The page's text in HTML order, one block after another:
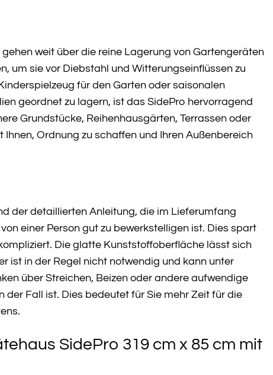
weit über die reine Lagerung von Gartengeräten
um sie vor Diebstahl und Witterungseinflüssen zu
für den Garten oder saisonalen
geordnet zu lagern, ist das SidePro hervorragend
Grundstücke, Reihenhausgärten, Terrassen oder
Ordnung zu schaffen und Ihren Außenbereich
der detaillierten Anleitung, die im Lieferumfang
einer Person gut zu bewerkstelligen ist. Dies spart
Die glatte Kunststoffoberfläche lässt sich
ist in der Regel nicht notwendig und kann unter
über Streichen, Beizen oder andere aufwendige
Fall ist. Dies bedeutet für Sie mehr Zeit für die
SidePro 319 cm x 85 cm mit